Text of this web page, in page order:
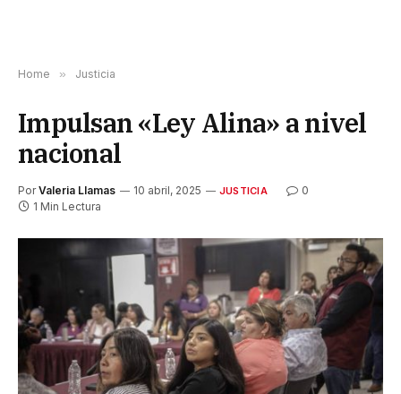
Home » Justicia
Impulsan «Ley Alina» a nivel
nacional
Por Valeria Llamas 10 abril, 2025 JUSTICIA
0
1 Min Lectura